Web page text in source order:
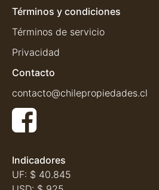
Términos y condiciones
Términos de servicio
Privacidad
Contacto
contacto@chilepropiedades.cl
Indicadores
UF: $ 40.845